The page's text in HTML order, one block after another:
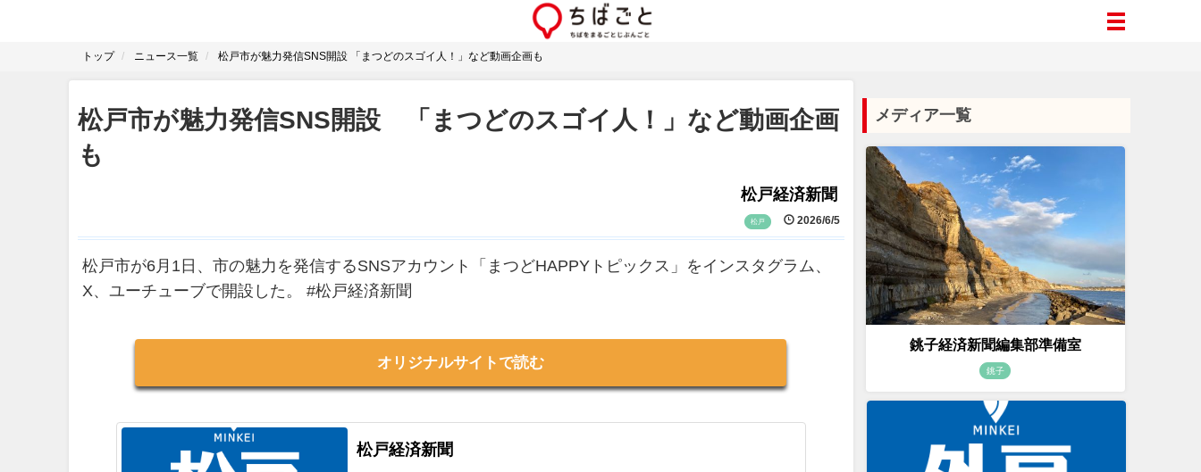
トップ ニュース一覧 松戸市が魅力発信SNS開設 「まつどのスゴイ人！」など動画企画も
松戸市が魅力発信SNS開設 「まつどのスゴイ人！」など動画企画
も
松戸経済新聞
松戸 2026/6/5
松戸市が6月1日、市の魅力を発信するSNSアカウント「まつどHAPPYトピックス」をインスタグラム、
X、ユーチューブで開設した。 #松戸経済新聞
オリジナルサイトで読む
松戸経済新聞
メディア一覧
銚子経済新聞編集部準備室
銚子